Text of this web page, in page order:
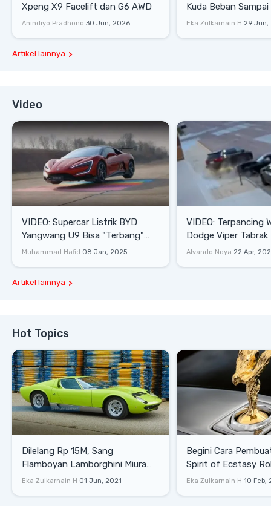
Xpeng X9 Facelift dan G6 AWD
Anindiyo Pradhono 30 Jun, 2026
Kuda Beban
Lifestyle
Eka Zulkarnain H 29 Jun,
Artikel lainnya
Video
VIDEO: Supercar Listrik BYD
Yangwang U9 Bisa "Terbang"
Lewati Rintangan
Muhammad Hafid 08 Jan, 2025
VIDEO: Terpancing
Dodge Viper Tabrak
Saat Burnout
Alvando Noya 22 Apr,
Artikel lainnya
Hot Topics
Dilelang Rp 15M, Sang
Flamboyan Lamborghini Miura
P400 S
Eka Zulkarnain H 01 Jun, 2021
Begini Cara
Spirit of Ecstasy
Eka Zulkarnain H 10 Feb,